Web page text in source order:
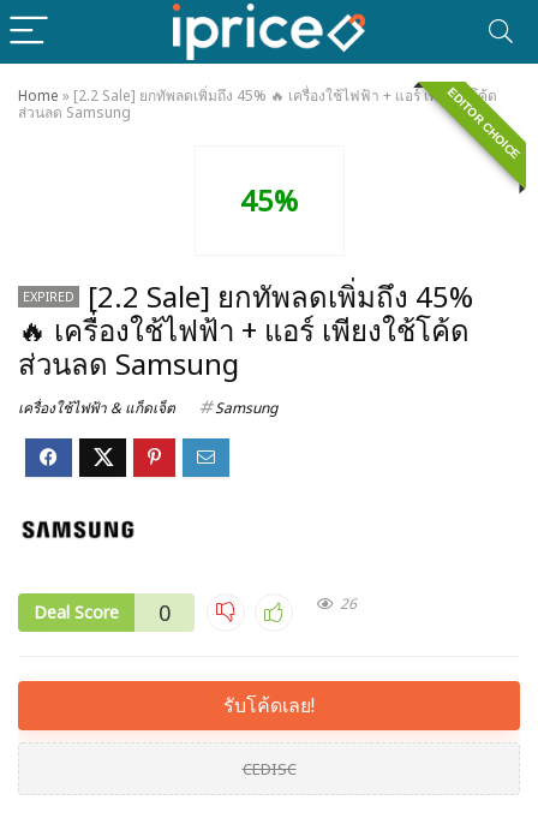
Home » [2.2 Sale] ยกทัพลดเพิ่มถึง 45% 🔥 เครื่องใช้ไฟฟ้า + แอร์ เพียงใช้โค้ด
ส่วนลด Samsung
EDITOR CHOICE
45%
EXPIRED
[2.2 Sale] ยกทัพลดเพิ่มถึง 45%
🔥 เครื่องใช้ไฟฟ้า + แอร์ เพียงใช้โค้ด
ส่วนลด Samsung
เครื่องใช้ไฟฟ้า & แก็ดเจ็ต Samsung
Deal Score 0 26
รับโค้ดเลย!
CEDISC